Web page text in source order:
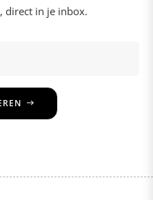
direct in je inbox.